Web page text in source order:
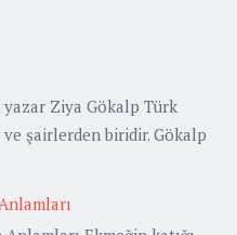
Ziya Gökalp Türk
şairlerden biridir. Gökalp